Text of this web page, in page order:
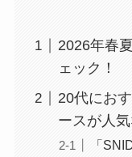
2026年春
ェック！
20代にお
ースが人
「